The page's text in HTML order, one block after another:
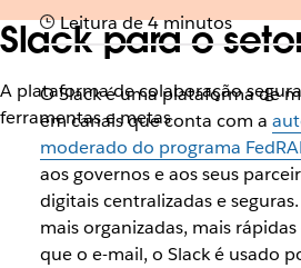
Slack para o
A plataforma de colaboração
ferramentas e metas
Leitura de 4 minutos
O Slack é uma plataforma de
em canais que conta com a
moderado do programa
aos governos e aos seus
digitais centralizadas e
mais organizadas, mais
que o e-mail, o Slack é usado